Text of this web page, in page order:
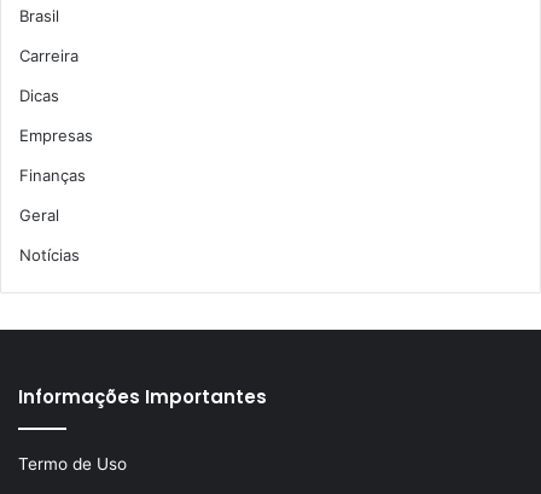
Brasil
Carreira
Dicas
Empresas
Finanças
Geral
Notícias
Informações Importantes
Termo de Uso